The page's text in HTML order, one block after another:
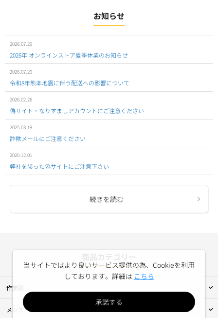
お知らせ
2026.07.29
2026年 オンラインストア夏季休業のお知らせ
2026.07.29
令和8年熊本地震に伴う配送への影響について
2026.02.26
偽サイト・なりすましアカウントにご注意ください
2025.03.19
詐欺メールにご注意ください
2020.12.01
弊社を装った偽サイトにご注意下さい
続きを読む
作業服
メンズ
当サイトではより良いサービス提供の為、Cookieを利用
しております。詳細は こちら
承諾する